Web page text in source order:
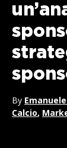
By
Calcio,